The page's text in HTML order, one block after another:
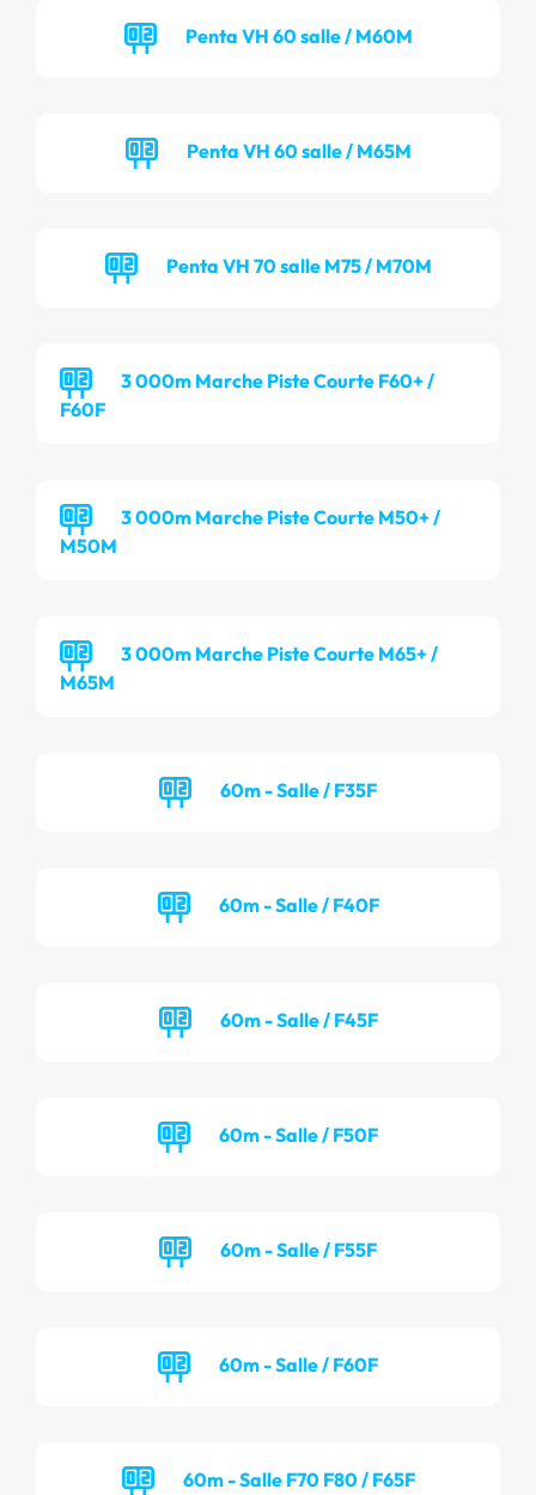
Penta VH 60 salle / M60M
Penta VH 60 salle / M65M
Penta VH 70 salle M75 / M70M
3 000m Marche Piste Courte F60+ /
F60F
3 000m Marche Piste Courte M50+ /
M50M
3 000m Marche Piste Courte M65+ /
M65M
60m - Salle / F35F
60m - Salle / F40F
60m - Salle / F45F
60m - Salle / F50F
60m - Salle / F55F
60m - Salle / F60F
60m - Salle F70 F80 / F65F